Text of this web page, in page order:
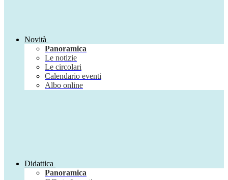
Novità
Panoramica
Le notizie
Le circolari
Calendario eventi
Albo online
Didattica
Panoramica